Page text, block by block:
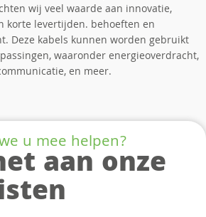
wij veel waarde aan innovatie,
korte levertijden. behoeften en
Deze kabels kunnen worden gebruikt
waaronder energieoverdracht,
en meer.
u mee helpen?
aan onze